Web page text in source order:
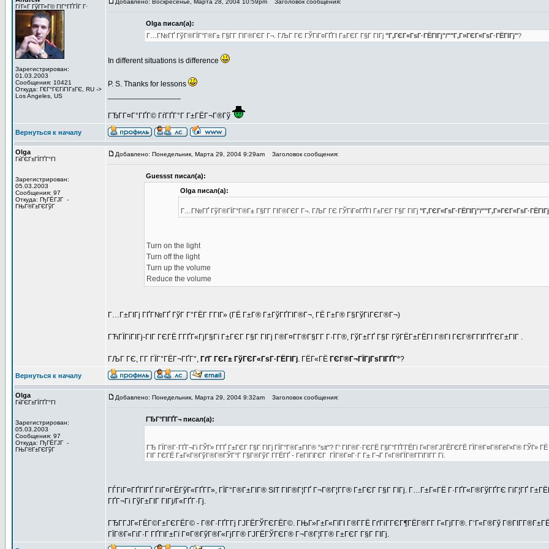
ГѓГ«Г ГўГ­Г»Г© ГІГ°ГҐГЇГ Г·
Зарегистрирован:
01.03.2003
Сообщения: 10421
Откуда: Г€Г°ГЄГіГІГ±ГЄ, RU ->
Los Angeles, US
Добавлено: Воскресенье, Марта 28, 2004 10:59pm Заголовок сообщения:
Olga писал(а):
Г…Г№ГҐ ГўГ®ГЇГ°Г®Г± Г§Г­Г ГІГ®ГЄГ Г¬. ГЉГ ГЄ ГЎГіГ¤ГҐГІ Г±ГЄГ Г§Г ГІГј "Г‚ГЄГ«ГѕГ·ГЁГІГј"/""Г‚Г»ГЄГ«ГѕГ·ГЁГІГј"?
In different situations is difference
P. S. Thanks for lessons
ГЂГ­Г¤Г°ГҐГ© ГѓГҐГ°Г Г±ГЁГ¬Г®Гў
Вернуться к началу
Olga
ГќГЄГ±ГЇГҐГ°ГІ
Зарегистрирован:
05.03.2003
Сообщения: 97
Откуда: ГђГЁГЈГ -
ГЊГ®Г±ГЄГўГ
Добавлено: Понедельник, Марта 29, 2004 9:29am Заголовок сообщения:
Guessst писал(а):
Olga писал(а):
Г…Г№ГҐ ГўГ®ГЇГ°Г®Г± Г§Г­Г ГІГ®ГЄГ Г¬. ГЉГ ГЄ ГЎГіГ¤ГҐГІ Г±ГЄГ Г§Г ГІГј "Г‚ГЄГ«ГѕГ·ГЁГІГј"/
Turn on the light
Turn off the light
Turn up the volume
Reduce the volume
Г…Г±ГІГј ГҐГ№ГҐ ГўГ Г°ГЁГ Г­ГІГ» (ГЁ Г±Г® Г±ГўГҐГІГ®Г¬, ГЁ Г±Г® Г§ГўГіГЄГ®Г¬)
ГЋГЇГїГІГј-ГІГ ГЄГЁ Г­ГҐГ«ГјГ§Гї Г±ГЄГ Г§Г ГІГј Г®Г¤Г­Г®Г§Г­Г Г·Г­Г®, ГўГ±ГҐ Г§Г ГўГЁГ±ГЁГІ Г®ГІ ГЄГ®Г­ГІГҐГЄГ±ГІГ .
ГЉГ ГЄ, Г­Г ГЇГ°ГЁГ¬ГҐГ°, ГґГ ГЄГ± ГўГЄГ«ГѕГ·ГЁГІГј. ГЁГ«ГЁ ГЄГ®Г¬ГЇГјГѕГІГҐГ°?
Вернуться к началу
Olga
ГќГЄГ±ГЇГҐГ°ГІ
Зарегистрирован:
05.03.2003
Сообщения: 97
Откуда: ГђГЁГЈГ -
ГЊГ®Г±ГЄГўГ
Добавлено: Понедельник, Марта 29, 2004 9:32am Заголовок сообщения:
ГЂГ°ГІГҐГ¬ писал(а):
ГЂ ГЇГ®Г·ГҐГ¬Гі ГЎГ» Г­ГҐ Г±ГЄГ Г§Г ГІГј ГЇГ°Г®Г±ГІГ® "sit"? Г‘ ГІГ®Г·ГЄГЁ Г§Г°ГҐГ­ГЁГї Г«Г®ГЈГЁГЄГЁ ГЇГ®Г¤Г®ГёГ«Г® ГЎГ» ГЁ
ГІГ ГЄГЁ Г±Г«Г®ГўГ®Г®ГЎГ°Г Г§Г®ГўГ Г­ГЁГҐ - ГёГІГіГЄГ ГЇГ®Г¤Г·Г Г± Г¬Г Г«Г®ГЇГ®Г­ГїГІГ­Г Гї.
ГЃГіГ¤ГҐГІГҐ ГіГ¤ГЁГўГ«ГҐГ­Г», ГЇГ°Г®Г±ГІГ® SIT ГІГ®Г¦ГҐ Г¬Г®Г¦Г­Г® Г±ГЄГ Г§Г ГІГј. Г…Г±Г«ГЁ Г·ГҐГ«Г®ГўГҐГЄ ГіГ¦ГҐ
ГҐГ¬Гі ГўГ±ГІГ ГІГј/Г«ГҐГ·Гј.
ГЂГ­ГЈГ«ГЁГ©Г±ГЄГЁГ© - Г®Г·ГҐГ­Гј ГЈГЁГЎГЄГЁГ©. ГЊГ»Г±Г«ГїГІ Г®Г­ГЁ ГґГіГ­ГЄГ¶ГЁГ®Г­Г Г«ГјГ­Г®. Г‘Г«Г®Гў
ГЇГ®Г«ГіГ·Г ГҐГІГ±Гї Г¤Г®ГўГ®Г«ГјГ­Г® ГЈГЁГЎГЄГ® Г¬Г®Г¦Г­Г® Г±ГЄГ Г§Г ГІГј.